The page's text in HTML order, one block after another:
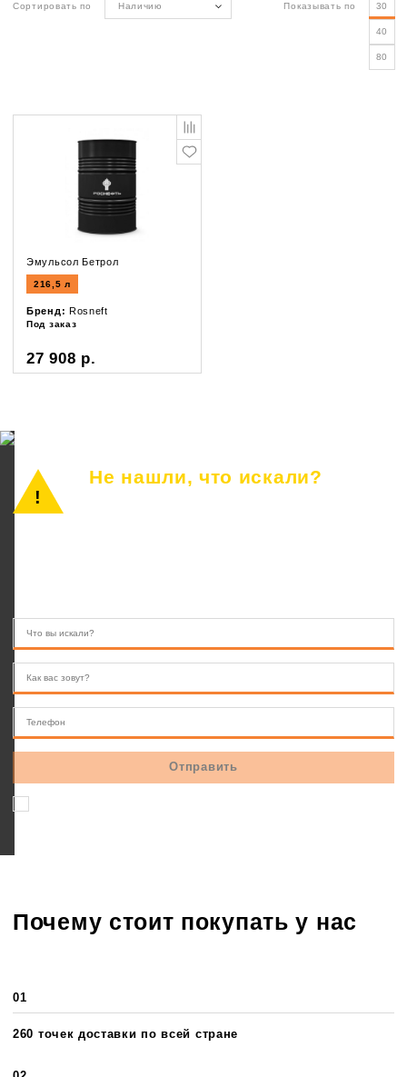
Сортировать по Наличию Показывать по 30
40
80
Эмульсол Бетрол
216,5 л
Бренд: Rosneft
Под заказ
27 908 р.
Не нашли, что искали?
Почему стоит покупать у нас
01
260 точек доставки по всей стране